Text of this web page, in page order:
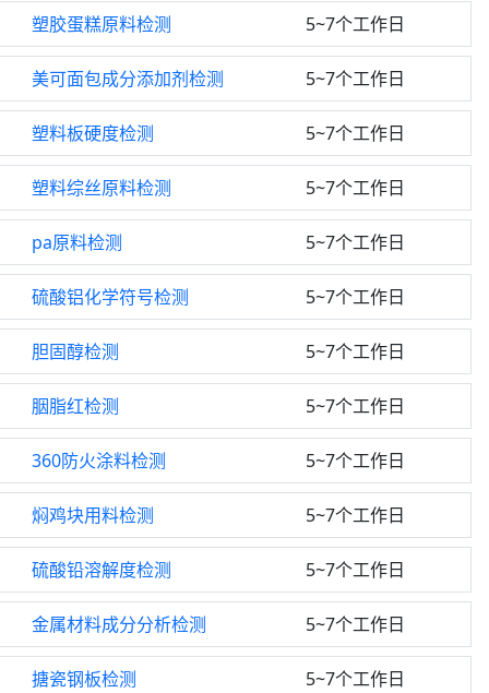
塑胶蛋糕原料检测 5~7个工作日
美可面包成分添加剂检测 5~7个工作日
塑料板硬度检测 5~7个工作日
塑料综丝原料检测 5~7个工作日
pa原料检测 5~7个工作日
硫酸铝化学符号检测 5~7个工作日
胆固醇检测 5~7个工作日
胭脂红检测 5~7个工作日
360防火涂料检测 5~7个工作日
焖鸡块用料检测 5~7个工作日
硫酸铅溶解度检测 5~7个工作日
金属材料成分分析检测 5~7个工作日
搪瓷钢板检测 5~7个工作日